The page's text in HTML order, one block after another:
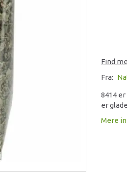
Find
Fra:
8414
er
Mere